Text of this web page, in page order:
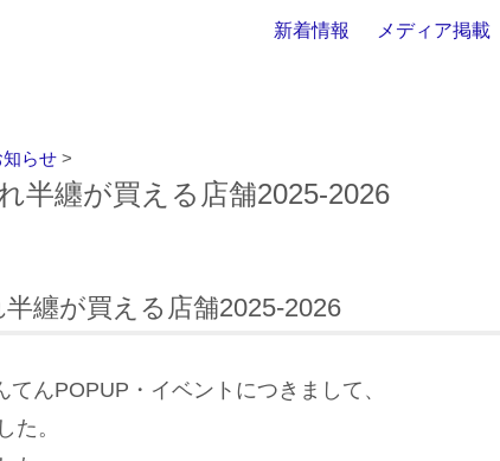
新着情報 メディア掲載
知らせ >
半纏が買える店舗2025-2026
纏が買える店舗2025-2026
んPOPUP・イベントにつきまして、
た。